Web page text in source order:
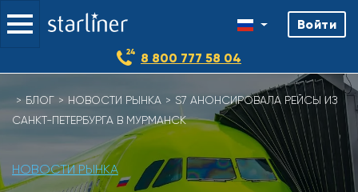
Войти
8 800 777 58 04
БЛОГ НОВОСТИ РЫНКА
S7 АНОНСИРОВАЛА РЕЙСЫ ИЗ
САНКТ-ПЕТЕРБУРГА В МУРМАНСК
НОВОСТИ РЫНКА